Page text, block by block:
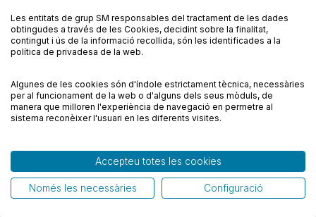
Condicions de compra
Condicions d’ús
Política de cookies
Política de privadesa
FAQs
Contacte
© CESMA/PPC – Tots els drets reservats
Les entitats de grup SM responsables del tractament de les dades
obtingudes a través de les Cookies, decidint sobre la finalitat,
contingut i ús de la informació recollida, són les identificades a la
política de privadesa de la web.
Algunes de les cookies són d'índole estrictament tècnica, necessàries
per al funcionament de la web o d'alguns dels seus mòduls, de
manera que milloren l'experiència de navegació en permetre al
sistema reconèixer l'usuari en les diferents visites.
Accepteu totes les cookies
Només les necessàries Configuració